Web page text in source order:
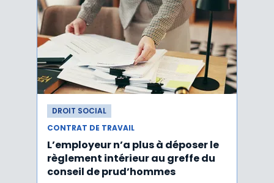
DROIT SOCIAL
CONTRAT DE TRAVAIL
L’employeur n’a plus à déposer le
règlement intérieur au greffe du
conseil de prud’hommes